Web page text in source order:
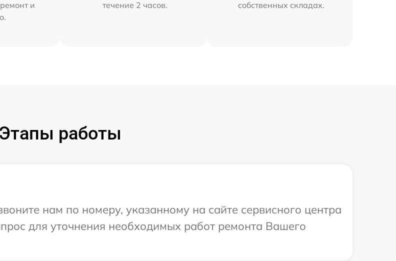
и
течение 2 часов.
собственных складах.
Этапы работы
нам по номеру, указанному на сайте сервисного центра
для уточнения необходимых работ ремонта Вашего